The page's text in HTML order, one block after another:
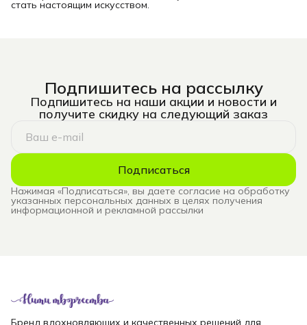
стать настоящим искусством.
Подпишитесь на рассылку
Подпишитесь на наши акции и новости и
получите скидку на следующий заказ
Подписаться
Нажимая «Подписаться», вы даете согласие на обработку
указанных персональных данных в целях получения
информационной и рекламной рассылки